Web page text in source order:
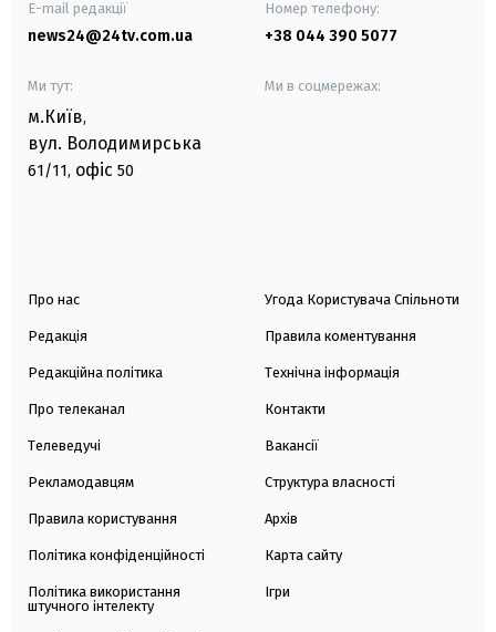
E-mail редакції
news24@24tv.com.ua
Номер телефону:
+38 044 390 5077
Ми тут:
м.Київ,
вул. Володимирська
61/11, офіс 50
Ми в соцмережах:
Про нас
Редакція
Редакційна політика
Про телеканал
Телеведучі
Рекламодавцям
Правила користування
Політика конфіденційності
Політика використання
штучного інтелекту
Угода Користувача Спільноти
Правила коментування
Технічна інформація
Контакти
Вакансії
Структура власності
Архів
Карта сайту
Ігри